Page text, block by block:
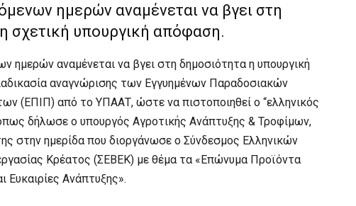
ημερών αναμένεται να βγει στη
σχετική υπουργική απόφαση.
ημερών αναμένεται να βγει στη δημοσιότητα η υπουργική
αναγνώρισης των Εγγυημένων Παραδοσιακών
(ΕΠΙΠ) από το ΥΠΑΑΤ, ώστε να πιστοποιηθεί ο “ελληνικός
δήλωσε ο υπουργός Αγροτικής Ανάπτυξης & Τροφίμων,
στην ημερίδα που διοργάνωσε ο Σύνδεσμος Ελληνικών
Κρέατος (ΣΕΒΕΚ) με θέμα τα «Επώνυμα Προϊόντα
Ευκαιρίες Ανάπτυξης».